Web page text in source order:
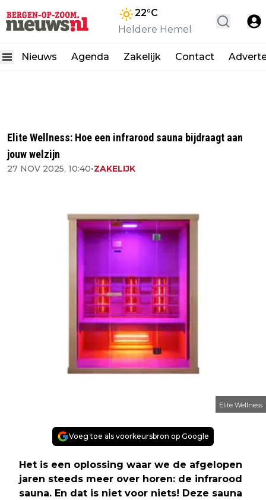
22°C
Heldere Hemel
Nieuws Agenda Zakelijk Contact
Elite Wellness: Hoe een infrarood sauna bijdraagt aan
jouw welzijn
27 NOV 2025, 10:40•ZAKELIJK
Elite Wellness
Voeg toe als voorkeursbron op Google
Het is een oplossing waar we de afgelopen
jaren steeds meer over horen: de infrarood
sauna. En dat is niet voor niets! Deze sauna